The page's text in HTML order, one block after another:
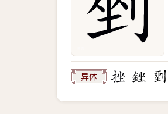
异体